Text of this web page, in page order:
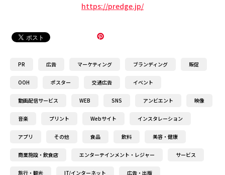
https://predge.jp/
PR 広告 マーケティング ブランディング 販促
OOH ポスター 交通広告 イベント
動画配信サービス WEB SNS アンビエント 映像
音楽 プリント Webサイト インスタレーション
アプリ その他 食品 飲料 美容・健康
商業施設・飲食店 エンターテインメント・レジャー サービス
旅行・観光 IT/インターネット 広告・出版